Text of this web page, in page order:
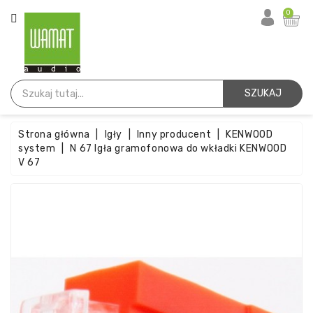
KATEGORIA
Główna
Igły
Wkładki
Paski
0
SZUKAJ
Strona główna Igły Inny producent
KENWOOD
system
N 67 Igła gramofonowa do wkładki KENWOOD
V 67